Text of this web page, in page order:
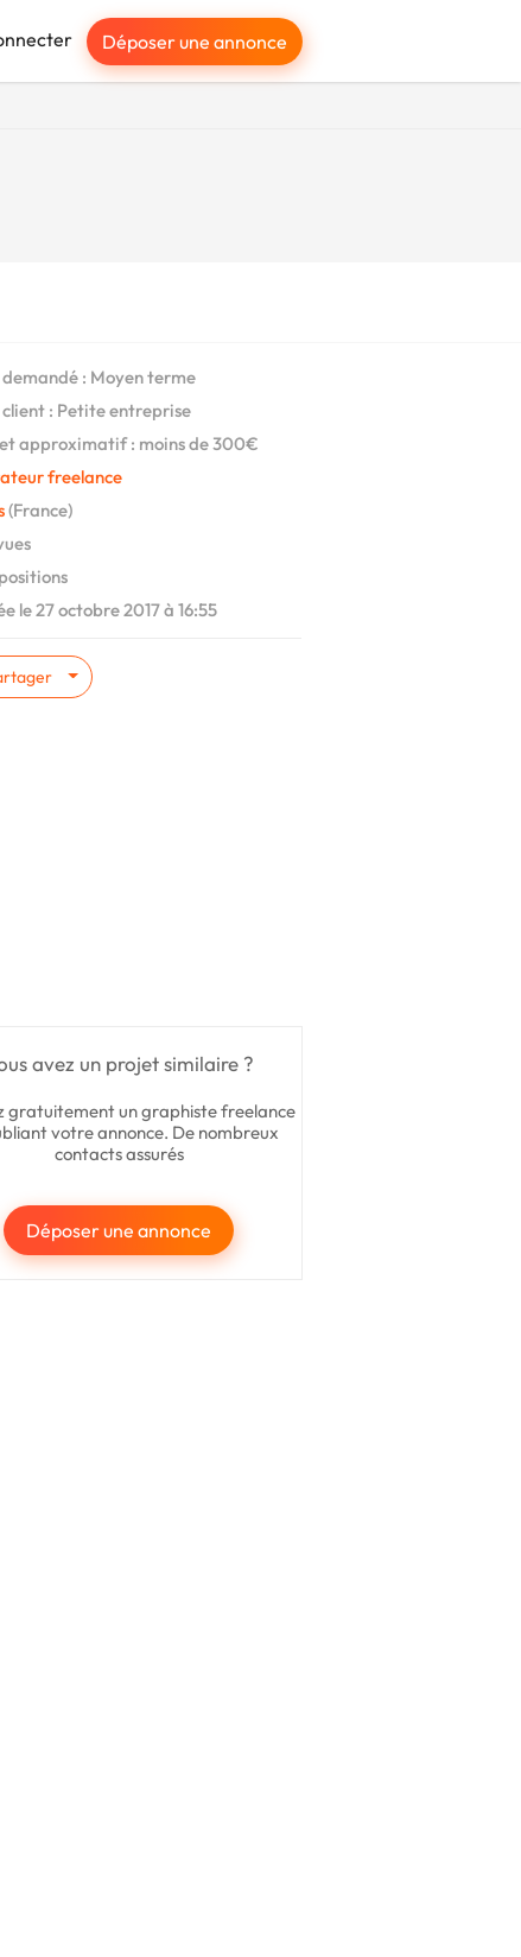
Déposer une annonce
: Moyen terme
: Petite entreprise
approximatif : moins de 300€
freelance
(France)
le 27 octobre 2017 à 16:55
avez un projet similaire ?
gratuitement un graphiste freelance
votre annonce. De nombreux
contacts assurés
Déposer une annonce